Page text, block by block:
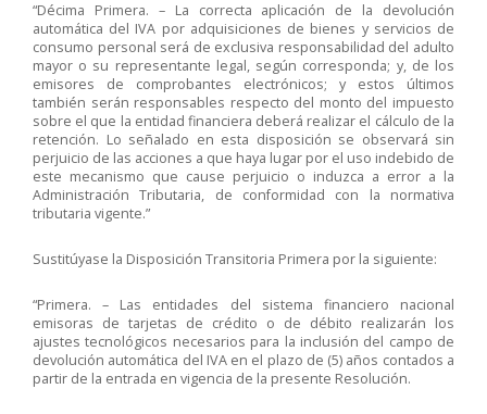
“Décima Primera. – La correcta aplicación de la devolución
automática del IVA por adquisiciones de bienes y servicios de
consumo personal será de exclusiva responsabilidad del adulto
mayor o su representante legal, según corresponda; y, de los
emisores de comprobantes electrónicos; y estos últimos
también serán responsables respecto del monto del impuesto
sobre el que la entidad financiera deberá realizar el cálculo de la
retención. Lo señalado en esta disposición se observará sin
perjuicio de las acciones a que haya lugar por el uso indebido de
este mecanismo que cause perjuicio o induzca a error a la
Administración Tributaria, de conformidad con la normativa
tributaria vigente.”
Sustitúyase la Disposición Transitoria Primera por la siguiente:
“Primera. – Las entidades del sistema financiero nacional
emisoras de tarjetas de crédito o de débito realizarán los
ajustes tecnológicos necesarios para la inclusión del campo de
devolución automática del IVA en el plazo de (5) años contados a
partir de la entrada en vigencia de la presente Resolución.